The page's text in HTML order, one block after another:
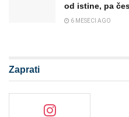
od istine, pa
6 MESECI AGO
Zaprati